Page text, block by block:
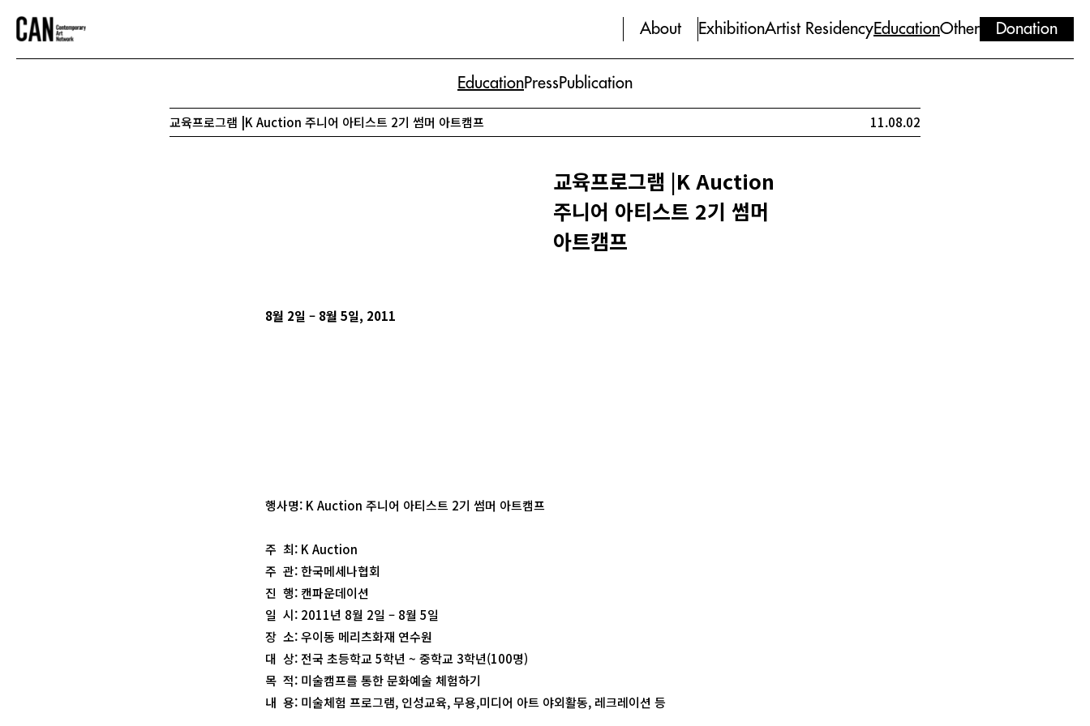
About ExhibitionArtist ResidencyEducationOther Donation
EducationPressPublication
교육프로그램 |K Auction 주니어 아티스트 2기 썸머 아트캠프 11.08.02
교육프로그램 |K Auction
주니어 아티스트 2기 썸머
아트캠프
8월 2일 – 8월 5일, 2011
행사명: K Auction 주니어 아티스트 2기 썸머 아트캠프
주 최: K Auction
주 관: 한국메세나협회
진 행: 캔파운데이션
일 시: 2011년 8월 2일 – 8월 5일
장 소: 우이동 메리츠화재 연수원
대 상: 전국 초등학교 5학년 ~ 중학교 3학년(100명)
목 적: 미술캠프를 통한 문화예술 체험하기
내 용: 미술체험 프로그램, 인성교육, 무용,미디어 아트 야외활동, 레크레이션 등